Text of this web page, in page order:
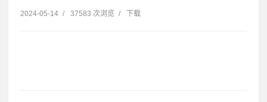
2024-05-14 / 37583 次浏览 / 下载